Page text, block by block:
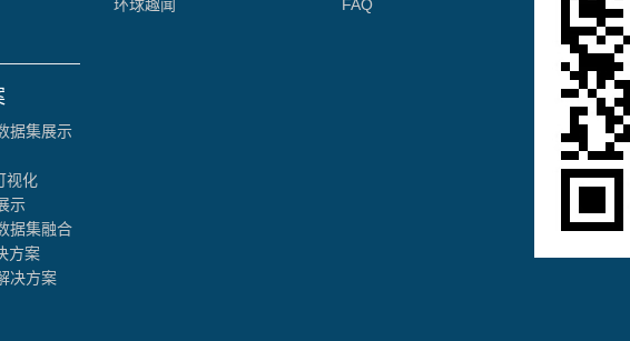
据集展示
视化
示
据集融合
方案
决方案
环球趣闻
FAQ